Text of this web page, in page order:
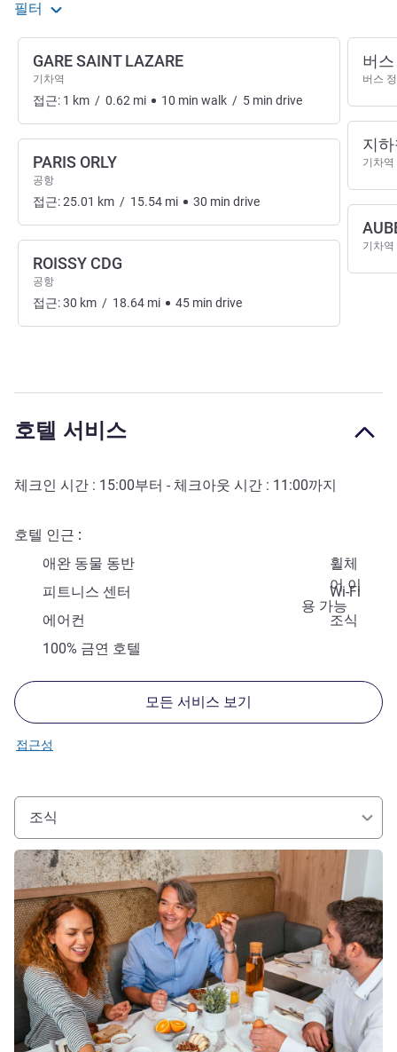
필터
GARE SAINT LAZARE
기차역
접근: 1 km / 0.62 mi 10 min walk / 5 min drive
PARIS ORLY
공항
접근:25.01 km / 15.54 mi 30 min drive
ROISSY CDG
공항
접근:30 km / 18.64 mi 45 min drive
버
버스
지
기차역
기차역
호텔 서비스
체크인 시간 : 15:00부터 - 체크아웃 시간 : 11:00까지
호텔 인근
애완 동물 동반
휠체
어 이
용 가능
피트니스 센터
Wi-Fi
에어컨
조식
100% 금연 호텔
모든 서비스 보기
접근성
조식
세부 정보 보기